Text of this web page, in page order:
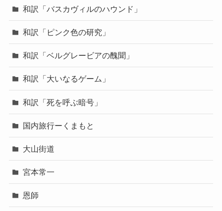
和訳「バスカヴィルのハウンド」
和訳「ピンク色の研究」
和訳「ベルグレービアの醜聞」
和訳「大いなるゲーム」
和訳「死を呼ぶ暗号」
国内旅行ーくまもと
大山街道
宮本常一
恩師